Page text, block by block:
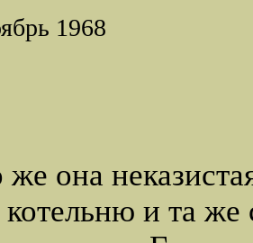
1968
она
и та же